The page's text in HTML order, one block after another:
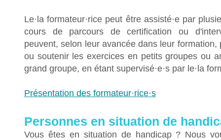
Le·la formateur·rice peut être assisté·e par
cours de parcours de certification ou
peuvent, selon leur avancée dans leur
ou soutenir les exercices en petits groupes ou
grand groupe, en étant supervisé·e·s par le·la
Présentation des formateur·rice·s
Personnes en situation de
Vous êtes en situation de handicap ? Nous